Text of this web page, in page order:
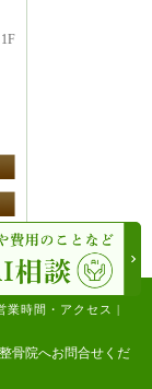
業時間・アクセス |
骨院へお問合せくだ